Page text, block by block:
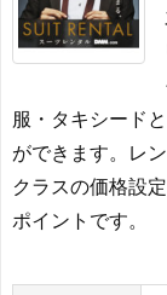
服・タキシード
ができます。レ
クラスの価格設
ポイントです。